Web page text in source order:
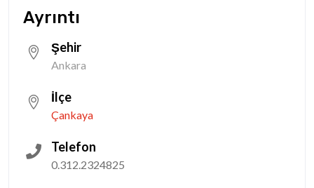
Ayrıntı
Şehir
Ankara
İlçe
Çankaya
Telefon
0.312.2324825